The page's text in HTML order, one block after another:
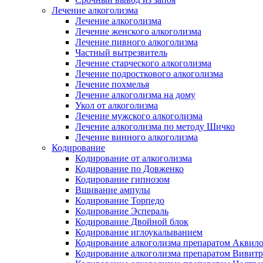
Лечение алкоголизма
Лечение алкоголизма
Лечение женского алкоголизма
Лечение пивного алкоголизма
Частный вытрезвитель
Лечение старческого алкоголизма
Лечение подросткового алкоголизма
Лечение похмелья
Лечение алкоголизма на дому
Укол от алкоголизма
Лечение мужского алкоголизма
Лечение алкоголизма по методу Шичко
Лечение винного алкоголизма
Кодирование
Кодирование от алкоголизма
Кодирование по Довженко
Кодирование гипнозом
Вшивание ампулы
Кодирование Торпедо
Кодирование Эспераль
Кодирование Двойной блок
Кодирование иглоукалыванием
Кодирование алкоголизма препаратом
Кодирование алкоголизма препаратом